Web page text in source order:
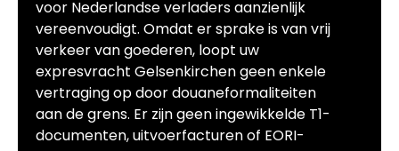
voor Nederlandse verladers aanzienlijk
vereenvoudigt. Omdat er sprake is van vrij
verkeer van goederen, loopt uw
expresvracht Gelsenkirchen geen enkele
vertraging op door douaneformaliteiten
aan de grens. Er zijn geen ingewikkelde T1-
documenten, uitvoerfacturen of EORI-